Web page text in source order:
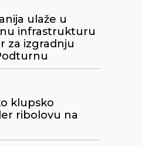
ulaže u
infrastrukturu
za izgradnju
klupsko
ribolovu na